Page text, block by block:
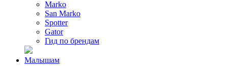
Marko
San Marko
Spotter
Gator
Гид по брендам
Малышам